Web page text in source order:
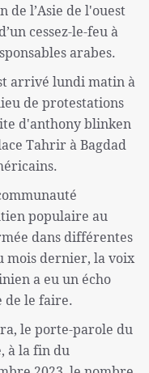
de l’Asie de l'ouest
cessez-le-feu à
arabes.
arrivé lundi matin à
de protestations
d'anthony blinken
Tahrir à Bagdad
populaire au
dans différentes
mois dernier, la voix
a eu un écho
de le faire.
le porte-parole du
à la fin du